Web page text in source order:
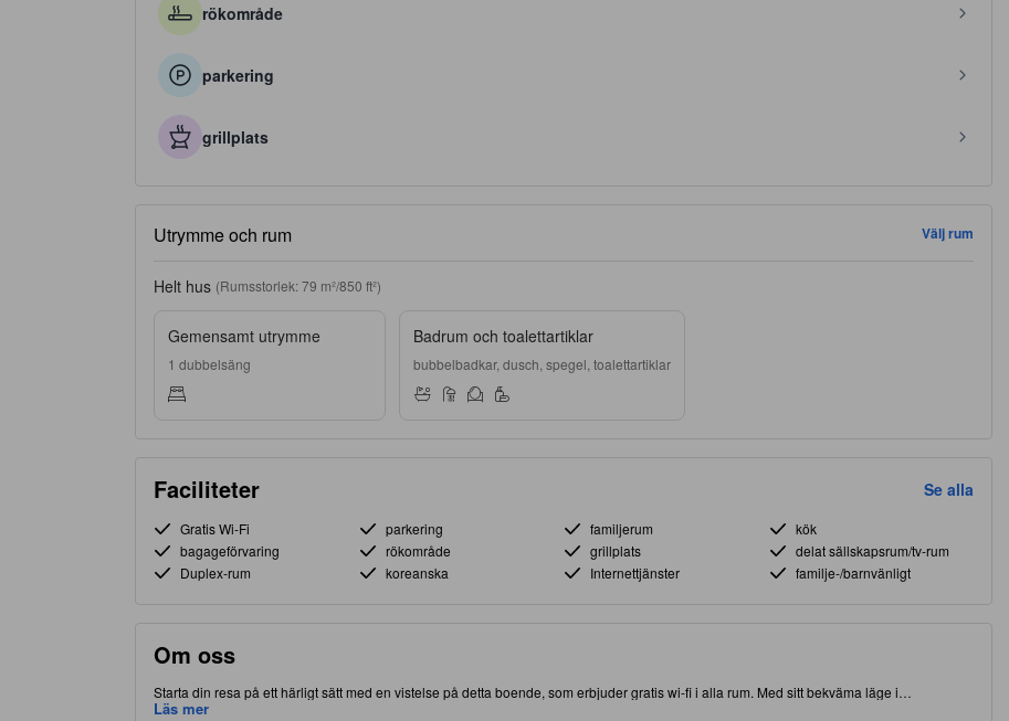
rökområde
parkering
grillplats
Utrymme och rum Välj rum
Helt hus (Rumsstorlek: 79 m²/850 ft²)
Gemensamt utrymme
1 dubbelsäng
Badrum och toalettartiklar
bubbelbadkar, dusch, spegel, toalettartiklar
Faciliteter Se alla
Gratis Wi-Fi parkering familjerum
kök
bagageförvaring
rökområde grillplats
delat sällskapsrum/tv-rum
Duplex-rum
koreanska Internettjänster familje-/barnvänligt
Om oss
Starta din resa på ett härligt sätt med en vistelse på detta boende, som erbjuder gratis wi-fi i alla rum. Med sitt bekväma läge i
Bongpyeong-myeon-delen av Pyeongchang-gun, gör detta boende att du har nära till både attraktioner och intressanta matställen. Åk
Läs mer